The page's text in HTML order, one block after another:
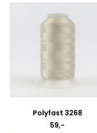
Polyfast 3268
59,-